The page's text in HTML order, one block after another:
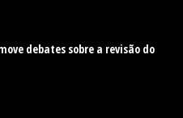
debates sobre a revisão do